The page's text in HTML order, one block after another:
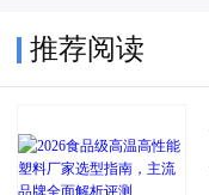
推荐阅读